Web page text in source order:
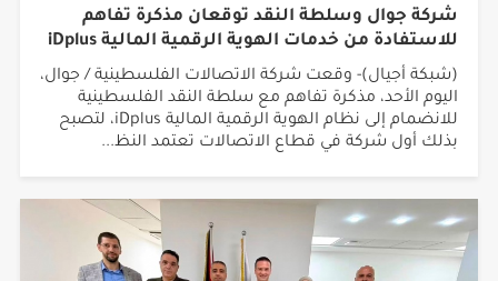
شركة جوال وسلطة النقد توقعان مذكرة تفاهم
للاستفادة من خدمات الهوية الرقمية المالية iDplus
(شبكة أجيال)- وقعت شركة الاتصالات الفلسطينية / جوال،
اليوم الأحد، مذكرة تفاهم مع سلطة النقد الفلسطينية
للانضمام إلى نظام الهوية الرقمية المالية iDplus، لتصبح
بذلك أول شركة في قطاع الاتصالات تعتمد النظ...